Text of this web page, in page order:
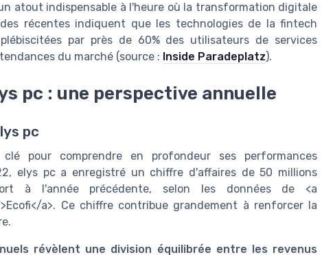
atout indispensable à l'heure où la transformation digitale
récentes indiquent que les technologies de la fintech
par près de 60% des utilisateurs de services
du marché (source : Inside Paradeplatz).
pc : une perspective annuelle
pc
pour comprendre en profondeur ses performances
elys pc a enregistré un chiffre d'affaires de 50 millions
à l'année précédente, selon les données de <a
a>. Ce chiffre contribue grandement à renforcer la
révèlent une division équilibrée entre les revenus